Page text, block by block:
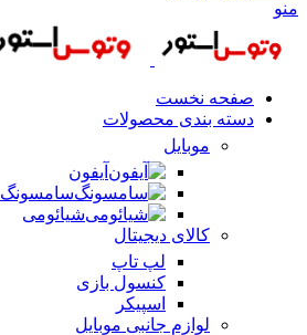
منو
صفحه نخست
دسته بندی محصولات
موبایل
آیفون
سامسونگ
شیائومی
کالای دیجیتال
لپ تاپ
کنسول بازی
اسپیکر
لوازم جانبی موبایل